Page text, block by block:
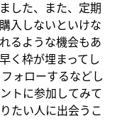
した、また、定期
入しないといけな
るような機会もあ
く枠が埋まってし
ォローするなどし
トに参加してみて
たい人に出会うこ